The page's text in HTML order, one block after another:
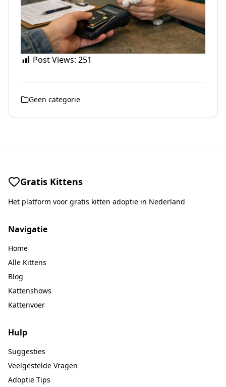
Post Views: 251
Geen categorie
Gratis Kittens
Het platform voor gratis kitten adoptie in Nederland
Navigatie
Home
Alle Kittens
Blog
Kattenshows
Kattenvoer
Hulp
Suggesties
Veelgestelde Vragen
Adoptie Tips